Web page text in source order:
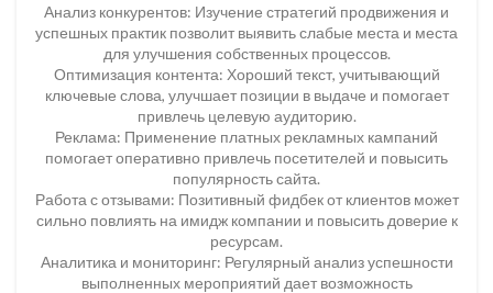
Анализ конкурентов: Изучение стратегий продвижения и
успешных практик позволит выявить слабые места и места
для улучшения собственных процессов.
Оптимизация контента: Хороший текст, учитывающий
ключевые слова, улучшает позиции в выдаче и помогает
привлечь целевую аудиторию.
Реклама: Применение платных рекламных кампаний
помогает оперативно привлечь посетителей и повысить
популярность сайта.
Работа с отзывами: Позитивный фидбек от клиентов может
сильно повлиять на имидж компании и повысить доверие к
ресурсам.
Аналитика и мониторинг: Регулярный анализ успешности
выполненных мероприятий дает возможность